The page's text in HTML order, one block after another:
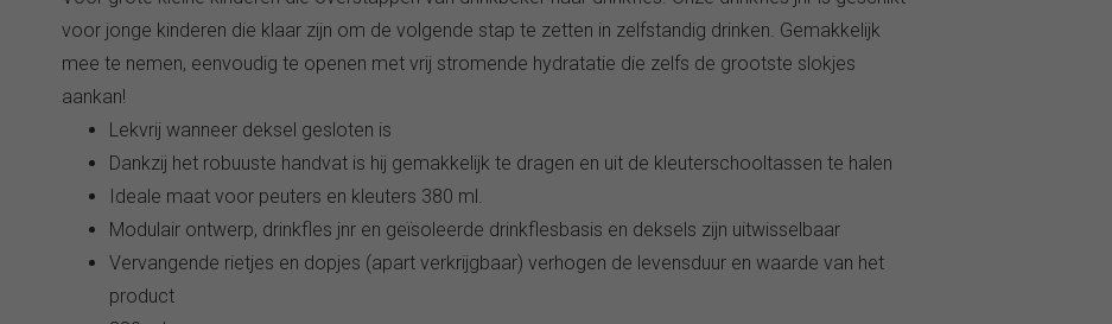
voor jonge kinderen die klaar zijn om de volgende stap te zetten in zelfstandig drinken. Gemakkelijk
mee te nemen, eenvoudig te openen met vrij stromende hydratatie die zelfs de grootste slokjes
aankan!
Lekvrij wanneer deksel gesloten is
Dankzij het robuuste handvat is hij gemakkelijk te dragen en uit de kleuterschooltassen te halen
Ideale maat voor peuters en kleuters 380 ml.
Modulair ontwerp, drinkfles jnr en geïsoleerde drinkflesbasis en deksels zijn uitwisselbaar
Vervangende rietjes en dopjes (apart verkrijgbaar) verhogen de levensduur en waarde van het
product